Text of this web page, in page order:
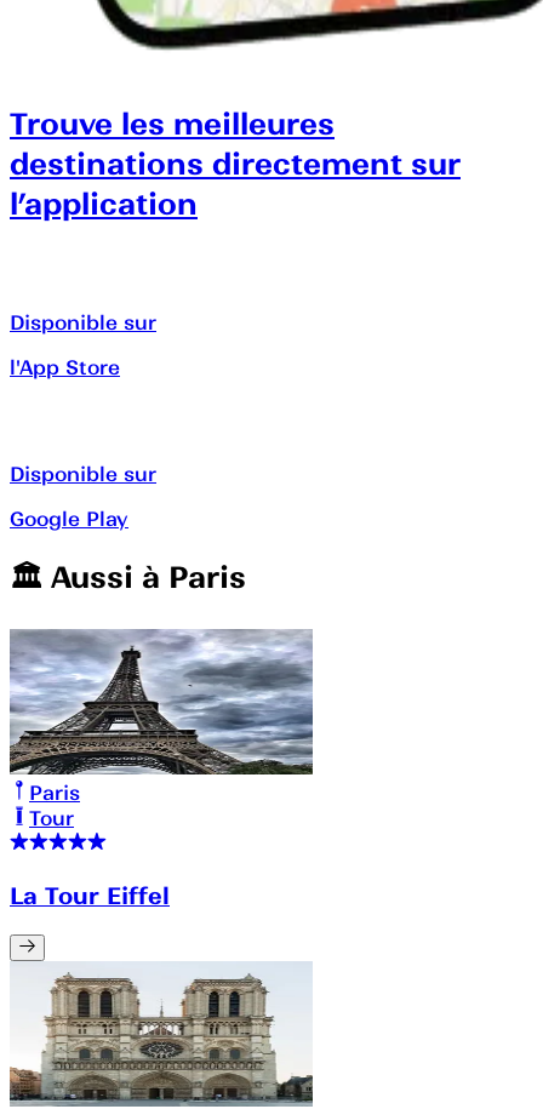
Trouve les meilleures
destinations directement sur
l’application
Disponible sur
l'App Store
Disponible sur
Google Play
🏛️️ Aussi à Paris
Paris
Tour
La Tour Eiffel